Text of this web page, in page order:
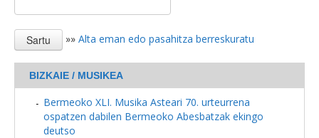
»» Alta eman edo pasahitza berreskuratu
BIZKAIE / MUSIKEA
Bermeoko XLI. Musika Asteari 70. urteurrena
ospatzen dabilen Bermeoko Abesbatzak ekingo
deutso